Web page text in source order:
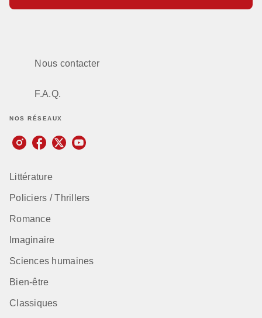
Nous contacter
F.A.Q.
NOS RÉSEAUX
Littérature
Policiers / Thrillers
Romance
Imaginaire
Sciences humaines
Bien-être
Classiques